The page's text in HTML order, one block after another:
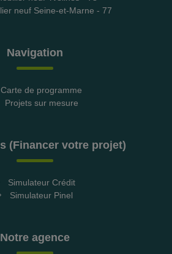
neuf Seine-et-Marne - 77
Navigation
Carte de programme
Projets sur mesure
(Financer votre projet)
Simulateur Crédit
Simulateur Pinel
Notre agence